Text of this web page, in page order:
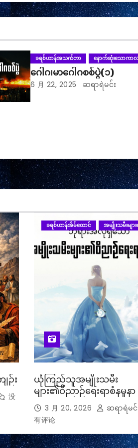
ခရစ်ယာန်အသက်တာ နောက်ဆုံးသောကာ
ဂေါဂ၊မာဂေါဂစစ်ပွဲ(၁)
6 月 22, 2025 ဆရာရဲမင်း
ဉ်း
没
ခရစ်ယာန်အိမ်ထောင် အမျိုးသမီးများ
ယုံကြည်သူအမျိုးသမီး
များ၏ဝိညာဉ်ရေးရာစံနမူနာ
3 月 20, 2026
ဆရာရဲမ
有评论